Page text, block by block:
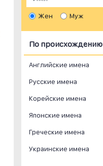
Жен Муж
По происхождению
Английские имена
Русские имена
Корейские имена
Японские имена
Греческие имена
Украинские имена